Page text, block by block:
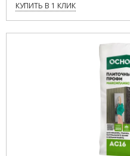
КУПИТЬ В 1 КЛИК